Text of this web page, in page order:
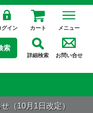
グイン カート メニュー
索
詳細検索 お問い合せ
（10月1日改定）